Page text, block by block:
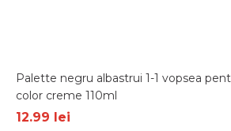
Palette negru albastrui 1-1 vopsea
color creme 110ml
12.99 lei